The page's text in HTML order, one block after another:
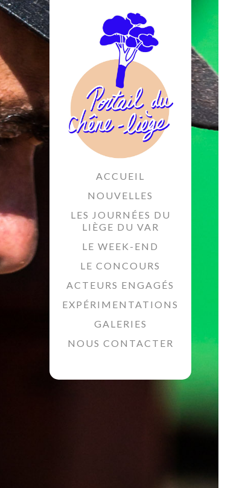
ACCUEIL
NOUVELLES
LES JOURNÉES DU
LIÈGE DU VAR
LE WEEK-END
LE CONCOURS
ACTEURS ENGAGÉS
EXPÉRIMENTATIONS
GALERIES
NOUS CONTACTER